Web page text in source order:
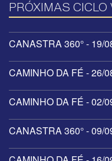
PRÓXIMAS CICLO
CANASTRA 360° - 19/
CAMINHO DA FÉ - 26/
CAMINHO DA FÉ - 02/
CANASTRA 360° - 09/